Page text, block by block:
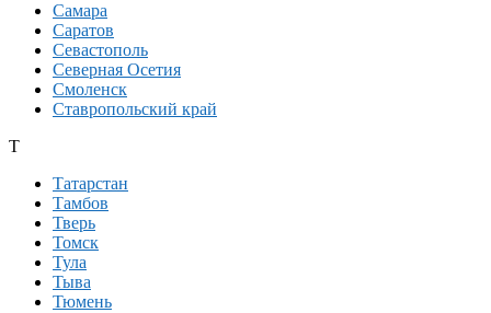
Самара
Саратов
Севастополь
Северная Осетия
Смоленск
Ставропольский край
Т
Татарстан
Тамбов
Тверь
Томск
Тула
Тыва
Тюмень